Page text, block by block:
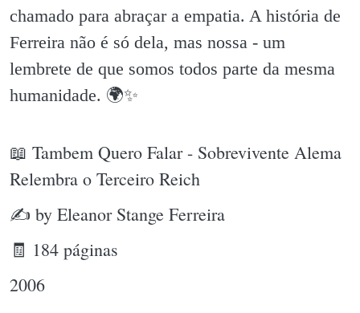
chamado para abraçar a empatia. A história de
Ferreira não é só dela, mas nossa - um
lembrete de que somos todos parte da mesma
humanidade. 🌍✨️
📖 Tambem Quero Falar - Sobrevivente Alema
Relembra o Terceiro Reich
✍ by Eleanor Stange Ferreira
🧾 184 páginas
2006